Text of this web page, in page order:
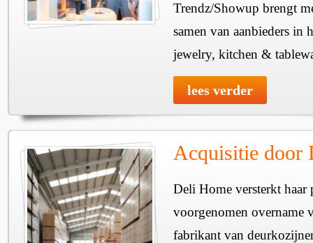
Trendz/Showup brengt
samen van aanbieders in
jewelry, kitchen &
lees verder
Acquisitie door
Deli Home versterkt haar
voorgenomen overname
fabrikant van